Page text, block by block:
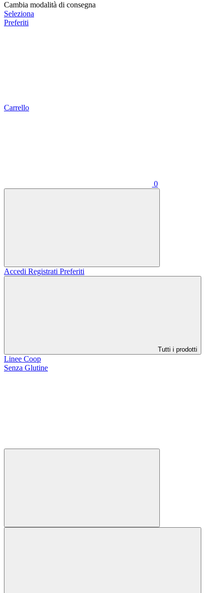
Cambia modalità di consegna
Seleziona
Preferiti
Carrello
0
Accedi Registrati Preferiti
Tutti i prodotti
Linee Coop
Senza Glutine